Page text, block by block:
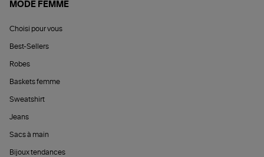
MODE FEMME
Choisi pour vous
Best-Sellers
Robes
Baskets femme
Sweatshirt
Jeans
Sacs à main
Bijoux tendances